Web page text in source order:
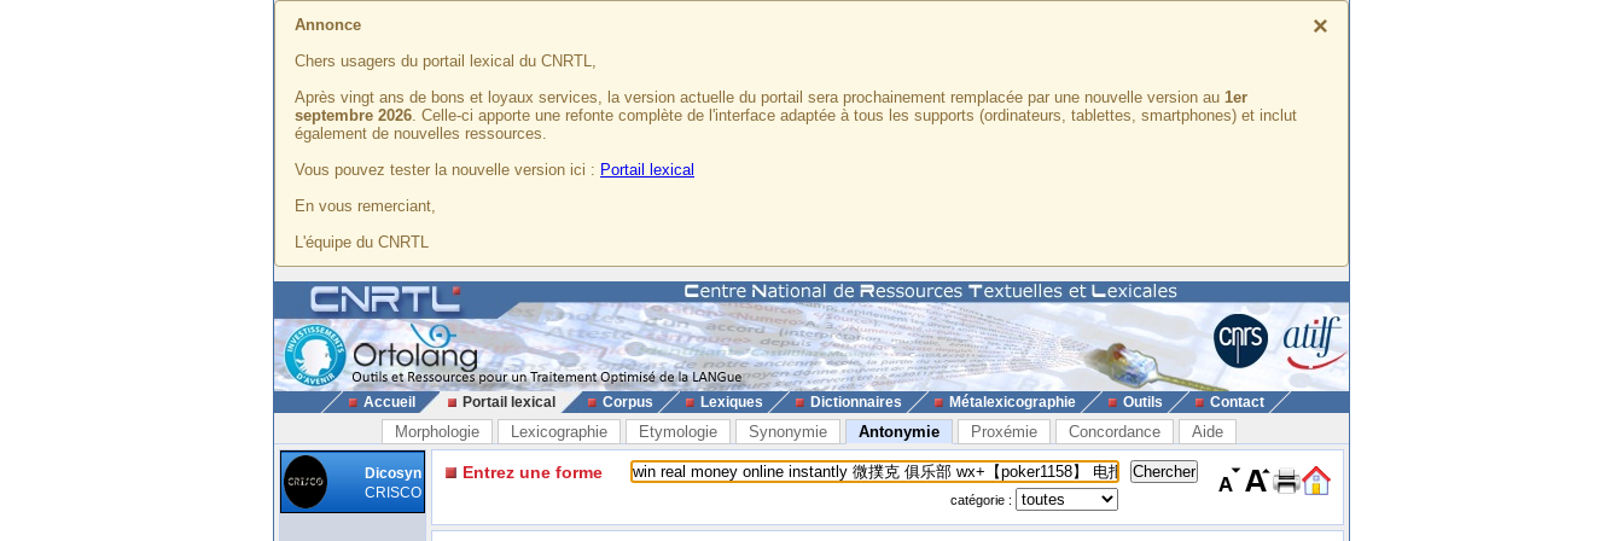
×
Annonce
Chers usagers du portail lexical du CNRTL,
Après vingt ans de bons et loyaux services, la version actuelle du portail sera prochainement remplacée par une nouvelle version au 1er
septembre 2026. Celle-ci apporte une refonte complète de l'interface adaptée à tous les supports (ordinateurs, tablettes, smartphones) et inclut
également de nouvelles ressources.
Vous pouvez tester la nouvelle version ici : Portail lexical
En vous remerciant,
L'équipe du CNRTL
Accueil Portail lexical Corpus Lexiques Dictionnaires Métalexicographie Outils Contact
Morphologie Lexicographie Etymologie Synonymie Antonymie Proxémie Concordance Aide
Dicosyn
CRISCO
Entrez une forme
catégorie :